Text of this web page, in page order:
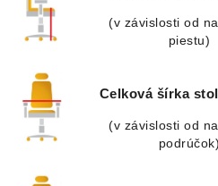
(v závislosti od
piestu)
Celková šírka
(v závislosti od
podrúčok)